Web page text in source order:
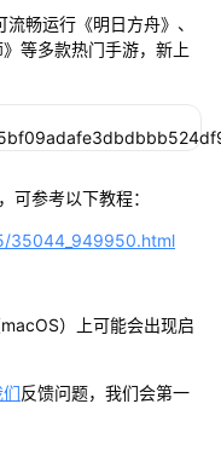
畅运行《明日方舟》、
等多款热门手游，新上
可参考以下教程：
35044_949950.html
）上可能会出现启
反馈问题，我们会第一